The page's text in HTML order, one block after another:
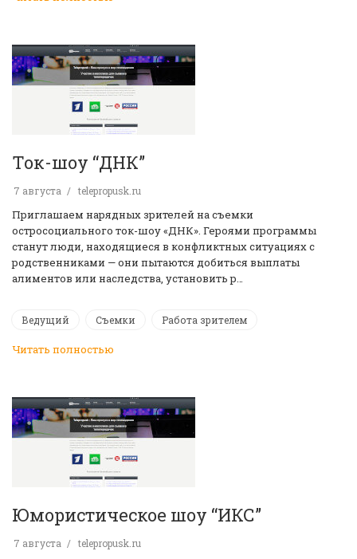
Ток-шоу “ДНК”
7 августа telepropusk.ru
Приглашаем нарядных зрителей на съемки
остросоциального ток-шоу «ДНК». Героями программы
станут люди, находящиеся в конфликтных ситуациях с
родственниками — они пытаются добиться выплаты
алиментов или наследства, установить р…
Ведущий Съемки Работа зрителем
Читать полностью
Юмористическое шоу “ИКС”
7 августа telepropusk.ru